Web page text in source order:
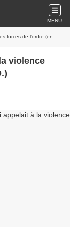
MENU
de l'ordre (en V.O.)
violence